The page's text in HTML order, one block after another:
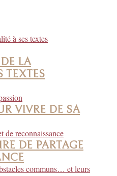
LA
TEXTES
VIVRE DE SA
DE PARTAGE